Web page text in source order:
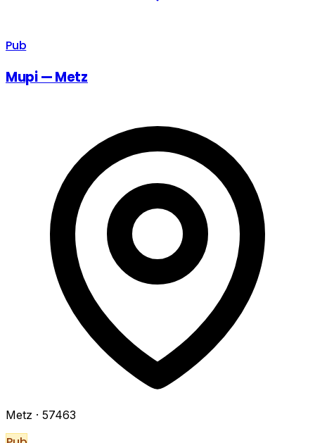
Pub
Mupi — Metz
Metz · 57463